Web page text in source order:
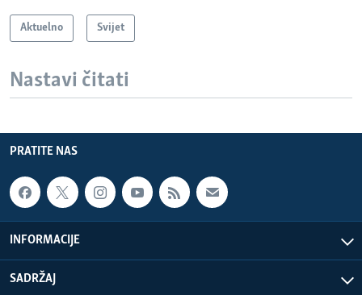
Aktuelno Svijet
Nastavi čitati
PRATITE NAS
INFORMACIJE
SADRŽAJ